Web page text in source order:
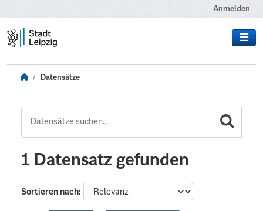
Anmelden
Datensätze
1 Datensatz gefunden
Sortieren nach